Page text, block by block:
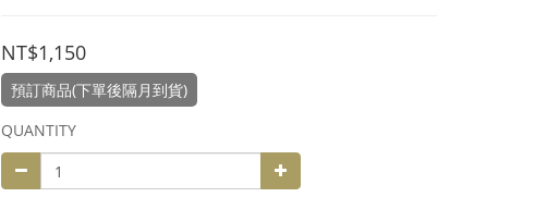
NT$1,150
預訂商品(下單後隔月到貨)
QUANTITY